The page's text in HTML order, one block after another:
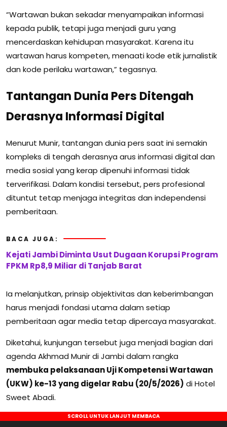
“Wartawan bukan sekadar menyampaikan informasi
kepada publik, tetapi juga menjadi guru yang
mencerdaskan kehidupan masyarakat. Karena itu
wartawan harus kompeten, menaati kode etik jurnalistik
dan kode perilaku wartawan,” tegasnya.
Tantangan Dunia Pers Ditengah
Derasnya Informasi Digital
Menurut Munir, tantangan dunia pers saat ini semakin
kompleks di tengah derasnya arus informasi digital dan
media sosial yang kerap dipenuhi informasi tidak
terverifikasi. Dalam kondisi tersebut, pers profesional
dituntut tetap menjaga integritas dan independensi
pemberitaan.
BACA JUGA:
Kejati Jambi Diminta Usut Dugaan Korupsi Program
FPKM Rp8,9 Miliar di Tanjab Barat
Ia melanjutkan, prinsip objektivitas dan keberimbangan
harus menjadi fondasi utama dalam setiap
pemberitaan agar media tetap dipercaya masyarakat.
Diketahui, kunjungan tersebut juga menjadi bagian dari
agenda Akhmad Munir di Jambi dalam rangka
membuka pelaksanaan Uji Kompetensi Wartawan
(UKW) ke-13 yang digelar Rabu (20/5/2026) di Hotel
Sweet Abadi.